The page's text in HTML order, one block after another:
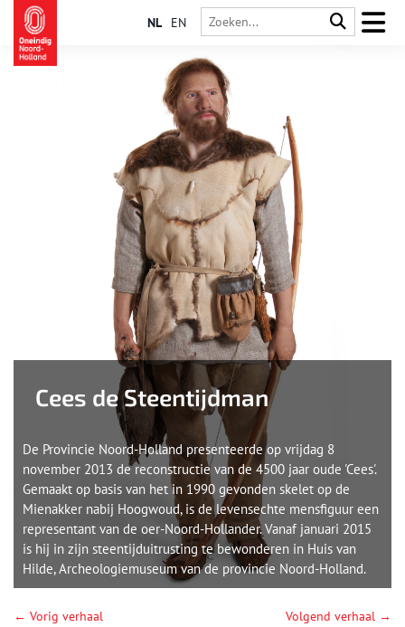
NL EN
Cees de Steentijdman
De Provincie Noord-Holland presenteerde op vrijdag 8
november 2013 de reconstructie van de 4500 jaar oude 'Cees'.
Gemaakt op basis van het in 1990 gevonden skelet op de
Mienakker nabij Hoogwoud, is de levensechte mensfiguur een
representant van de oer-Noord-Hollander. Vanaf januari 2015
is hij in zijn steentijduitrusting te bewonderen in Huis van
Hilde, Archeologiemuseum van de provincie Noord-Holland.
← Vorig verhaal Volgend verhaal →